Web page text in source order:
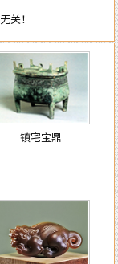
关！
镇宅宝鼎